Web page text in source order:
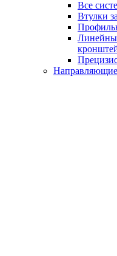
Все
Втулки